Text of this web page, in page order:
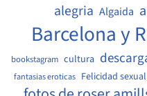
alegria Algaida
Barcelona y
bookstagram cultura
fantasias eroticas Felicidad sexual